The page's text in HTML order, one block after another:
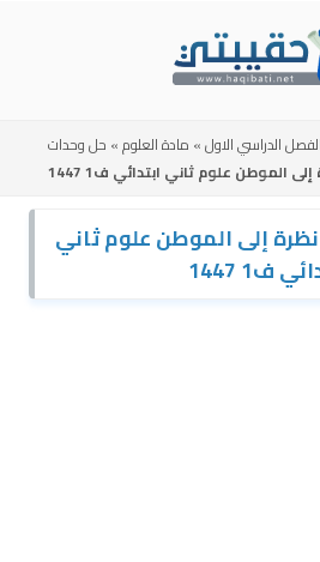
الفصل الدراسي الاول» مادة العلوم» حل وحدات
الموطن علوم ثاني ابتدائي ف1 1447
إلى الموطن علوم ثاني
ف1 1447